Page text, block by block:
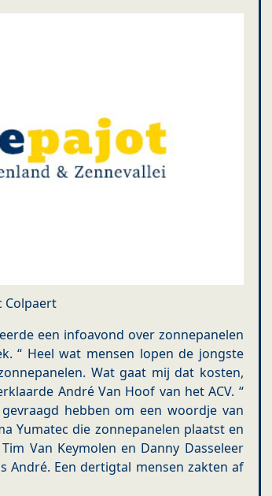
Colpaert
een infoavond over zonnepanelen
“ Heel wat mensen lopen de jongste
Wat gaat mij dat kosten,
André Van Hoof van het ACV. “
hebben om een woordje van
Yumatec die zonnepanelen plaatst en
Van Keymolen en Danny Dasseleer
André. Een dertigtal mensen zakten af